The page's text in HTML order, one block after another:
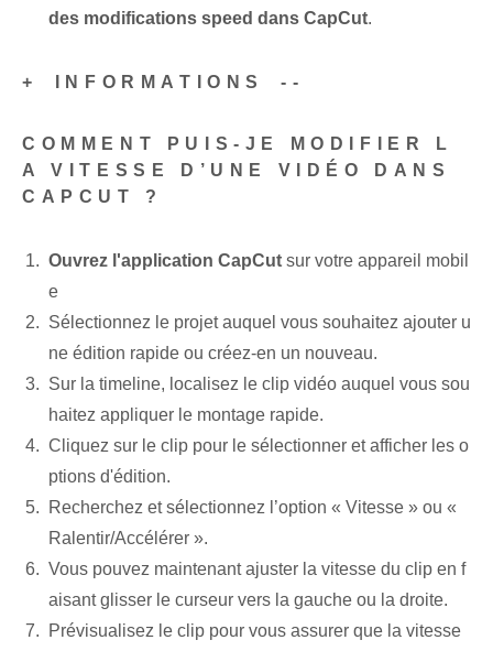
des modifications ‍speed⁢ dans‍ CapCut.
+⁢ INFORMATIONS⁣ --
COMMENT PUIS-JE MODIFIER L
A VITESSE D’UNE VIDÉO DANS
CAPCUT ?
Ouvrez l'application ⁢CapCut sur votre appareil mobil
e
Sélectionnez le projet auquel vous souhaitez ajouter u
ne édition rapide ou créez-en un nouveau.
Sur la timeline, localisez le clip vidéo auquel vous sou
haitez appliquer le montage rapide.
Cliquez sur le clip pour le sélectionner et afficher les o
ptions d'édition.
Recherchez et sélectionnez l’option « Vitesse » ou «
Ralentir/Accélérer ».
Vous pouvez maintenant ajuster la vitesse du clip en f
aisant glisser le curseur vers la gauche ou la droite.
Prévisualisez le clip pour vous assurer que la vitesse